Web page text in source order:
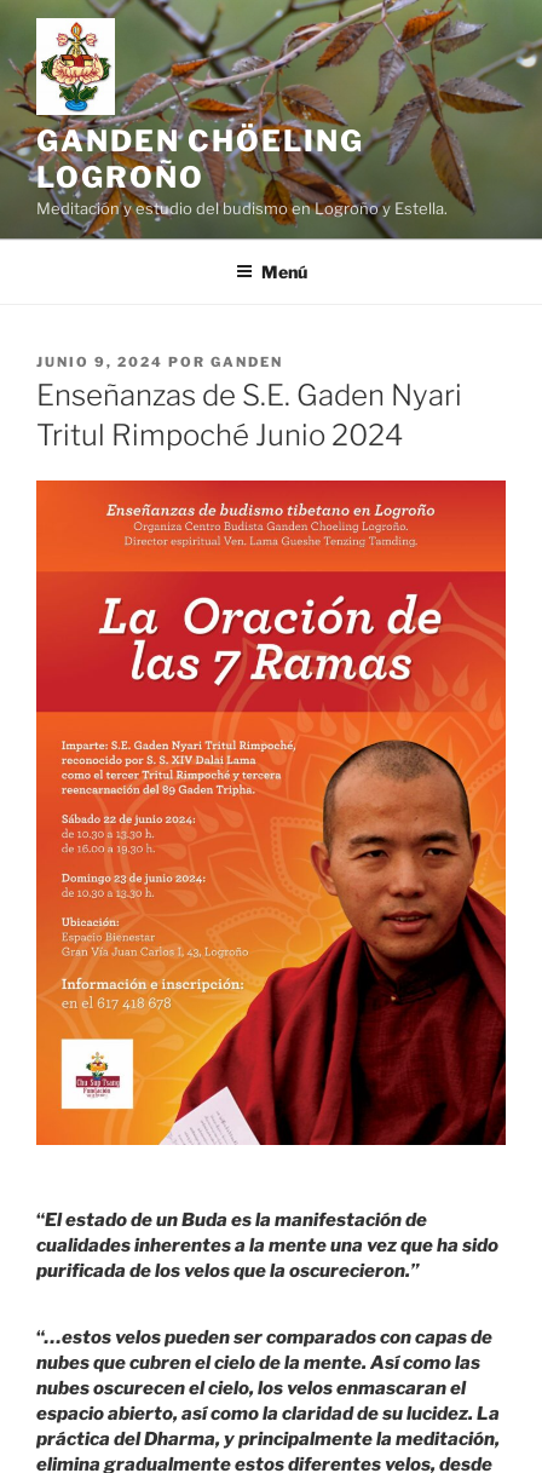
Saltar
contenido
GANDEN CHÖELING
LOGROÑO
Meditación y estudio del budismo en Logroño y Estella.
Menú
PUBLICADO
EL
JUNIO 9, 2024 POR GANDEN
Enseñanzas de S.E. Gaden Nyari
Tritul Rimpoché Junio 2024
“El estado de un Buda es la manifestación de
cualidades inherentes a la mente una vez que ha sido
purificada de los velos que la oscurecieron.”
“…estos velos pueden ser comparados con capas de
nubes que cubren el cielo de la mente. Así como las
nubes oscurecen el cielo, los velos enmascaran el
espacio abierto, así como la claridad de su lucidez. La
práctica del Dharma, y principalmente la meditación,
elimina gradualmente estos diferentes velos, desde